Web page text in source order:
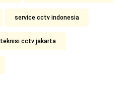
service cctv indonesia
teknisi cctv jakarta